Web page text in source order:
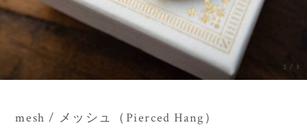
2 /3
mesh / メッシュ（Pierced Hang）